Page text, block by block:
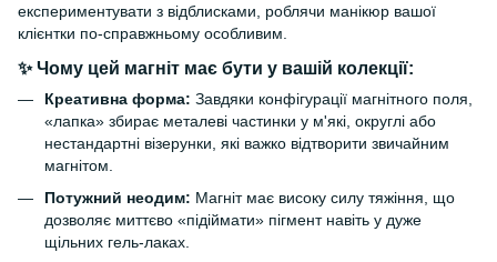
експериментувати з відблисками, роблячи манікюр вашої
клієнтки по-справжньому особливим.
✨ Чому цей магніт має бути у вашій колекції:
Креативна форма: Завдяки конфігурації магнітного поля,
«лапка» збирає металеві частинки у м'які, округлі або
нестандартні візерунки, які важко відтворити звичайним
магнітом.
Потужний неодим: Магніт має високу силу тяжіння, що
дозволяє миттєво «підіймати» пігмент навіть у дуже
щільних гель-лаках.